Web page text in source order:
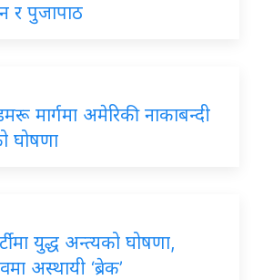
र पुजापाठ
मार्गमा अमेरिकी नाकाबन्दी
घोषणा
युद्ध अन्त्यको घोषणा,
अस्थायी ‘ब्रेक’